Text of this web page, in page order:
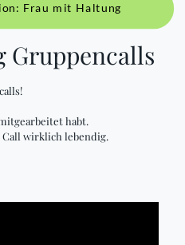
Frau mit Haltung
Gruppencalls
habt.
wirklich lebendig.